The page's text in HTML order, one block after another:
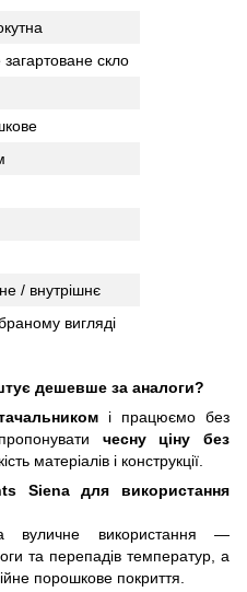
скло
/ внутрішнє
вигляді
дешевше за аналоги?
і працюємо без
чесну ціну без
матеріалів і конструкції.
Siena для використання
вуличне використання —
та перепадів температур, а
порошкове покриття.